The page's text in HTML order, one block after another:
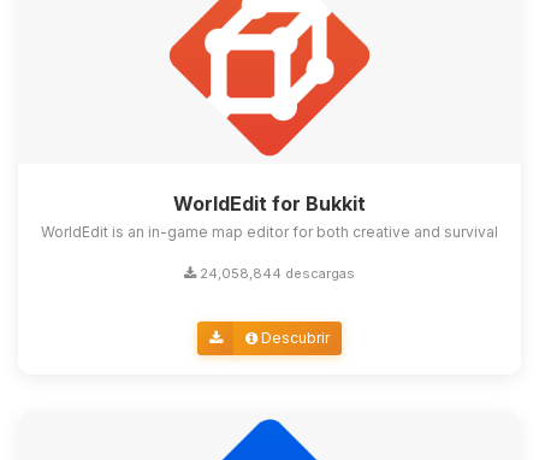
WorldEdit for Bukkit
WorldEdit is an in-game map editor for both creative and survival
24,058,844 descargas
Descubrir